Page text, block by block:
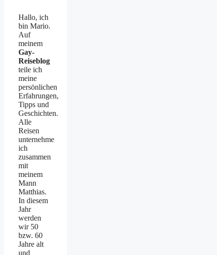
Hallo, ich
bin Mario.
Auf
meinem
Gay-
Reiseblog
teile ich
meine
persönlichen
Erfahrungen,
Tipps und
Geschichten.
Alle
Reisen
unternehme
ich
zusammen
mit
meinem
Mann
Matthias.
In diesem
Jahr
werden
wir 50
bzw. 60
Jahre alt
und